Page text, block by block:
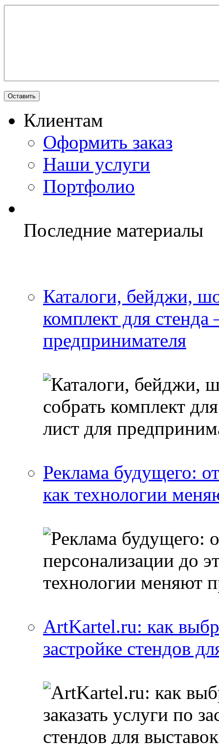
Клиентам
Оформить заказ
Наши услуги
Портфолио
Последние материалы
Каталоги, бейджи,
комплект для
предпринимателя
Реклама будущего:
как технологии
ArtKartel.ru: как
застройке стендов